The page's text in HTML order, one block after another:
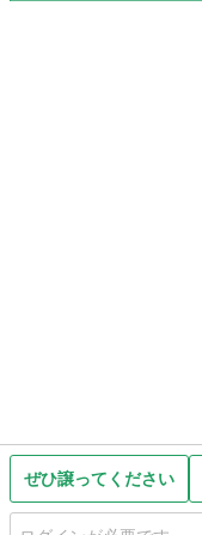
ぜひ譲ってください